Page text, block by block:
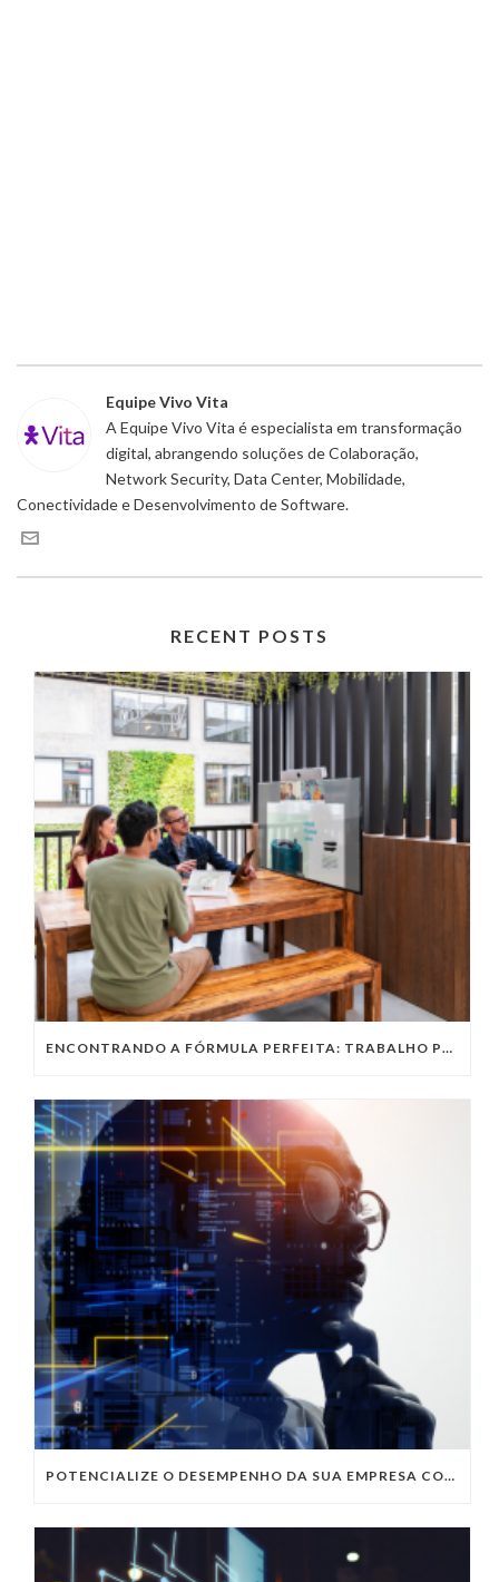
Equipe Vivo Vita
A Equipe Vivo Vita é especialista em transformação
digital, abrangendo soluções de Colaboração,
Network Security, Data Center, Mobilidade,
Conectividade e Desenvolvimento de Software.
RECENT POSTS
ENCONTRANDO A FÓRMULA PERFEITA: TRABALHO PRESENCIAL, HOME OFFICE OU TRABALHO HÍBRIDO?
POTENCIALIZE O DESEMPENHO DA SUA EMPRESA COM OS SERVIÇOS DE TI DA VIVO VITA